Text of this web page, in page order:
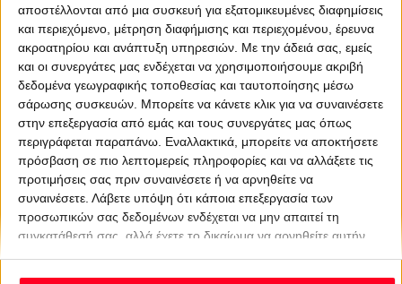
αποστέλλονται από μια συσκευή για εξατομικευμένες διαφημίσεις
και περιεχόμενο, μέτρηση διαφήμισης και περιεχομένου, έρευνα
ακροατηρίου και ανάπτυξη υπηρεσιών. Με την άδειά σας, εμείς
και οι συνεργάτες μας ενδέχεται να χρησιμοποιήσουμε ακριβή
δεδομένα γεωγραφικής τοποθεσίας και ταυτοποίησης μέσω
σάρωσης συσκευών. Μπορείτε να κάνετε κλικ για να συναινέσετε
στην επεξεργασία από εμάς και τους συνεργάτες μας όπως
περιγράφεται παραπάνω. Εναλλακτικά, μπορείτε να αποκτήσετε
πρόσβαση σε πιο λεπτομερείς πληροφορίες και να αλλάξετε τις
προτιμήσεις σας πριν συναινέσετε ή να αρνηθείτε να
συναινέσετε. Λάβετε υπόψη ότι κάποια επεξεργασία των
προσωπικών σας δεδομένων ενδέχεται να μην απαιτεί τη
συγκατάθεσή σας, αλλά έχετε το δικαίωμα να αρνηθείτε αυτήν
Designed & developed byporcupine colors&Fotis Alexandrou